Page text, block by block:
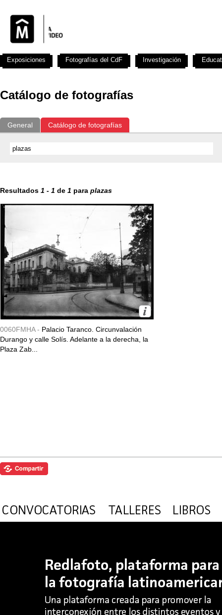
Catálogo de fotografías
General Catálogo de fotografías
Resultados 1 - 1 de 1 para plazas
0060FMHA - Palacio Taranco. Circunvalación
Durango y calle Solís. Adelante a la derecha, la
Plaza Zab...
Exposiciones Fotografías del CdF Investigación